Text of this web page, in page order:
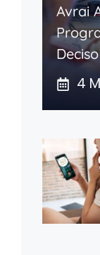
Avrai
4